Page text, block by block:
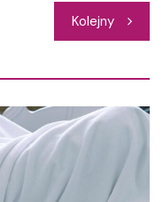
Kolejny